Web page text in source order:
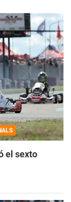
el sexto